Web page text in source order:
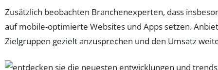
Zusätzlich beobachten Branchenexperten, dass
auf mobile-optimierte Websites und Apps setzen.
Zielgruppen gezielt anzusprechen und den Umsatz